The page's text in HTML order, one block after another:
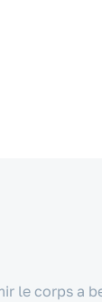
le corps a